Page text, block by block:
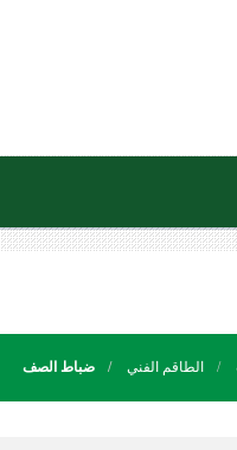
الطاقم الفني ضباط الصف